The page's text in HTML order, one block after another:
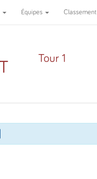
Équipes Classement
Tour 1